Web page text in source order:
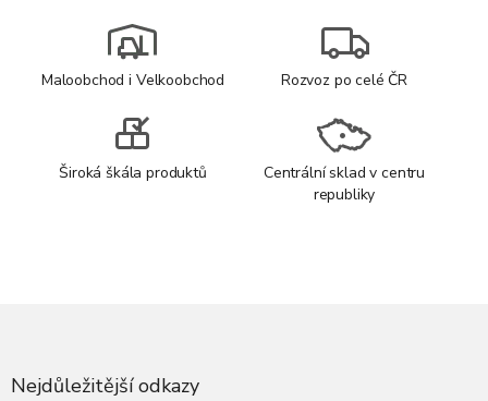
Maloobchod i Velkoobchod Rozvoz po celé ČR
Široká škála produktů
Centrální sklad v centru
republiky
Nejdůležitější odkazy